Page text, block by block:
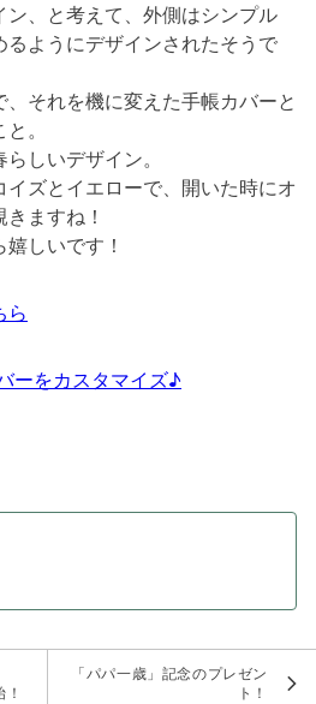
、と考えて、外側はシンプル
るようにデザインされたそうで
それを機に変えた手帳カバーと
。
しいデザイン。
ズとイエローで、開いた時にオ
ますね！
しいです！
ら
ーをカスタマイズ♪
「パパ一歳」記念のプレゼン
ト！